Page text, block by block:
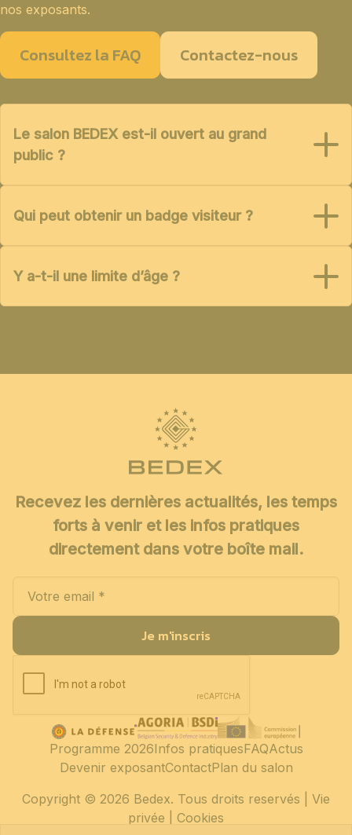
nos exposants.
Consultez la FAQ Contactez-nous
Le salon BEDEX est-il ouvert au grand
public ?
Qui peut obtenir un badge visiteur ?
Y a-t-il une limite d’âge ?
Recevez les dernières actualités, les temps
forts à venir et les infos pratiques
directement dans votre boîte mail.
Je m'inscris
Copyright © 2026 Bedex. Tous droits reservés | Vie
privée
Cookies
Programme 2026Infos pratiquesFAQActus
Devenir exposantContactPlan du salon